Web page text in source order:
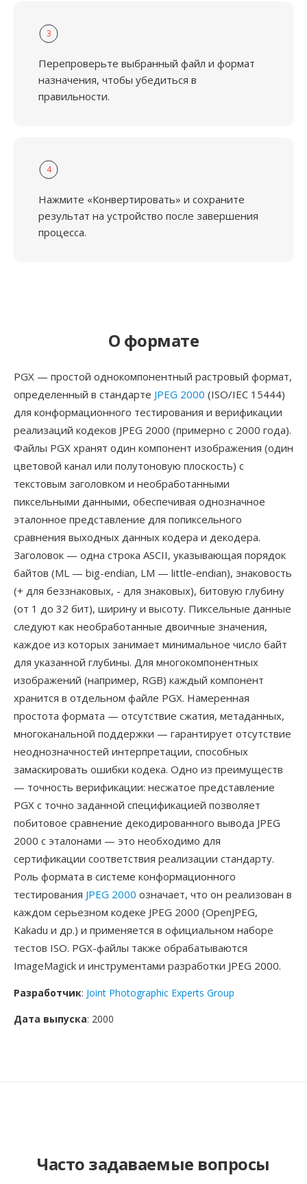
3
Перепроверьте выбранный файл и формат
назначения, чтобы убедиться в
правильности.
4
Нажмите «Конвертировать» и сохраните
результат на устройство после завершения
процесса.
О формате
PGX — простой однокомпонентный растровый формат,
определенный в стандарте JPEG 2000 (ISO/IEC 15444)
для конформационного тестирования и верификации
реализаций кодеков JPEG 2000 (примерно с 2000 года).
Файлы PGX хранят один компонент изображения (один
цветовой канал или полутоновую плоскость) с
текстовым заголовком и необработанными
пиксельными данными, обеспечивая однозначное
эталонное представление для попиксельного
сравнения выходных данных кодера и декодера.
Заголовок — одна строка ASCII, указывающая порядок
байтов (ML — big-endian, LM — little-endian), знаковость
(+ для беззнаковых, - для знаковых), битовую глубину
(от 1 до 32 бит), ширину и высоту. Пиксельные данные
следуют как необработанные двоичные значения,
каждое из которых занимает минимальное число байт
для указанной глубины. Для многокомпонентных
изображений (например, RGB) каждый компонент
хранится в отдельном файле PGX. Намеренная
простота формата — отсутствие сжатия, метаданных,
многоканальной поддержки — гарантирует отсутствие
неоднозначностей интерпретации, способных
замаскировать ошибки кодека. Одно из преимуществ
— точность верификации: несжатое представление
PGX с точно заданной спецификацией позволяет
побитовое сравнение декодированного вывода JPEG
2000 с эталонами — это необходимо для
сертификации соответствия реализации стандарту.
Роль формата в системе конформационного
тестирования JPEG 2000 означает, что он реализован в
каждом серьезном кодеке JPEG 2000 (OpenJPEG,
Kakadu и др.) и применяется в официальном наборе
тестов ISO. PGX-файлы также обрабатываются
ImageMagick и инструментами разработки JPEG 2000.
Разработчик: Joint Photographic Experts Group
Дата выпуска: 2000
Часто задаваемые вопросы